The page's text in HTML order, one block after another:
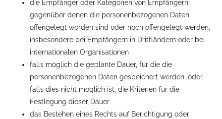
die Empfänger oder Kategorien von Empfängern,
gegenüber denen die personenbezogenen Daten
offengelegt worden sind oder noch offengelegt werden,
insbesondere bei Empfängern in Drittländern oder bei
internationalen Organisationen
falls möglich die geplante Dauer, für die die
personenbezogenen Daten gespeichert werden, oder,
falls dies nicht möglich ist, die Kriterien für die
Festlegung dieser Dauer
das Bestehen eines Rechts auf Berichtigung oder